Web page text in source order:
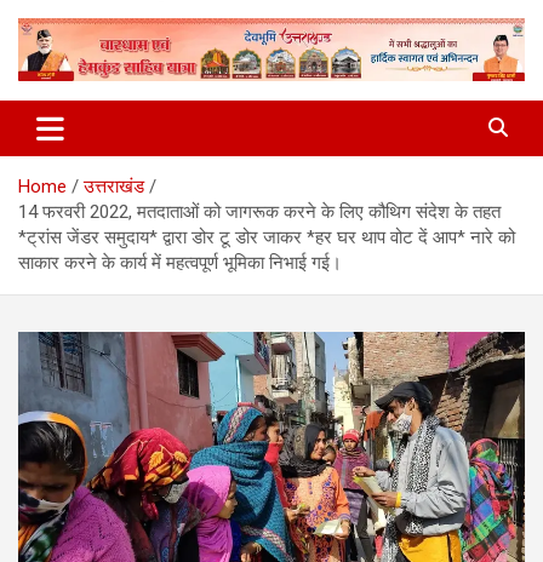
Gramin Samay
Home
उत्तराखंड
14 फरवरी 2022, मतदाताओं को जागरूक करने के लिए कौथिग संदेश के तहत
*ट्रांस जेंडर समुदाय* द्वारा डोर टू डोर जाकर *हर घर थाप वोट दें आप* नारे को
साकार करने के कार्य में महत्वपूर्ण भूमिका निभाई गई।